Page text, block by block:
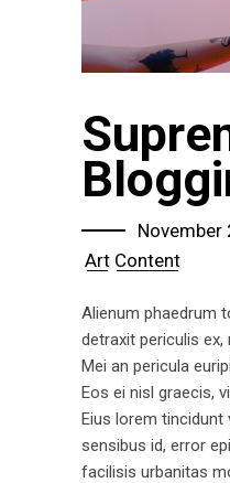
November
Art Content
Alienum phaedrum
detraxit periculis ex,
Mei an pericula
Eos ei nisl graecis,
Eius lorem tincidunt
sensibus id, error
facilisis urbanitas